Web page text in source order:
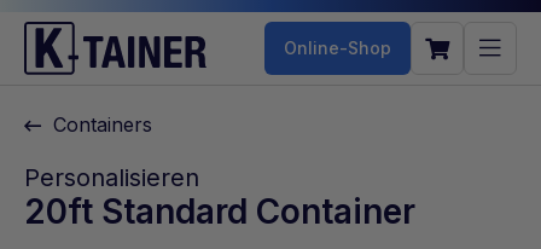
Online-Shop
Containers
Personalisieren
20ft Standard Container